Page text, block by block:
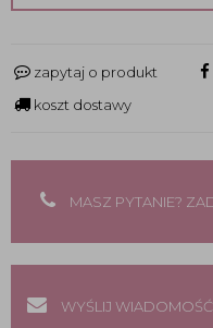
zapytaj o produkt
koszt dostawy
MASZ PYTANIE?
WYŚLIJ